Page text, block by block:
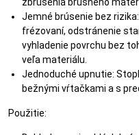
zbrúsenia brúsneho
Jemné brúsenie bez
frézovaní, odstránenie
vyhladenie povrchu bez
veľa materiálu.
Jednoduché upnutie:
bežnými vŕtačkami a s
Použitie: